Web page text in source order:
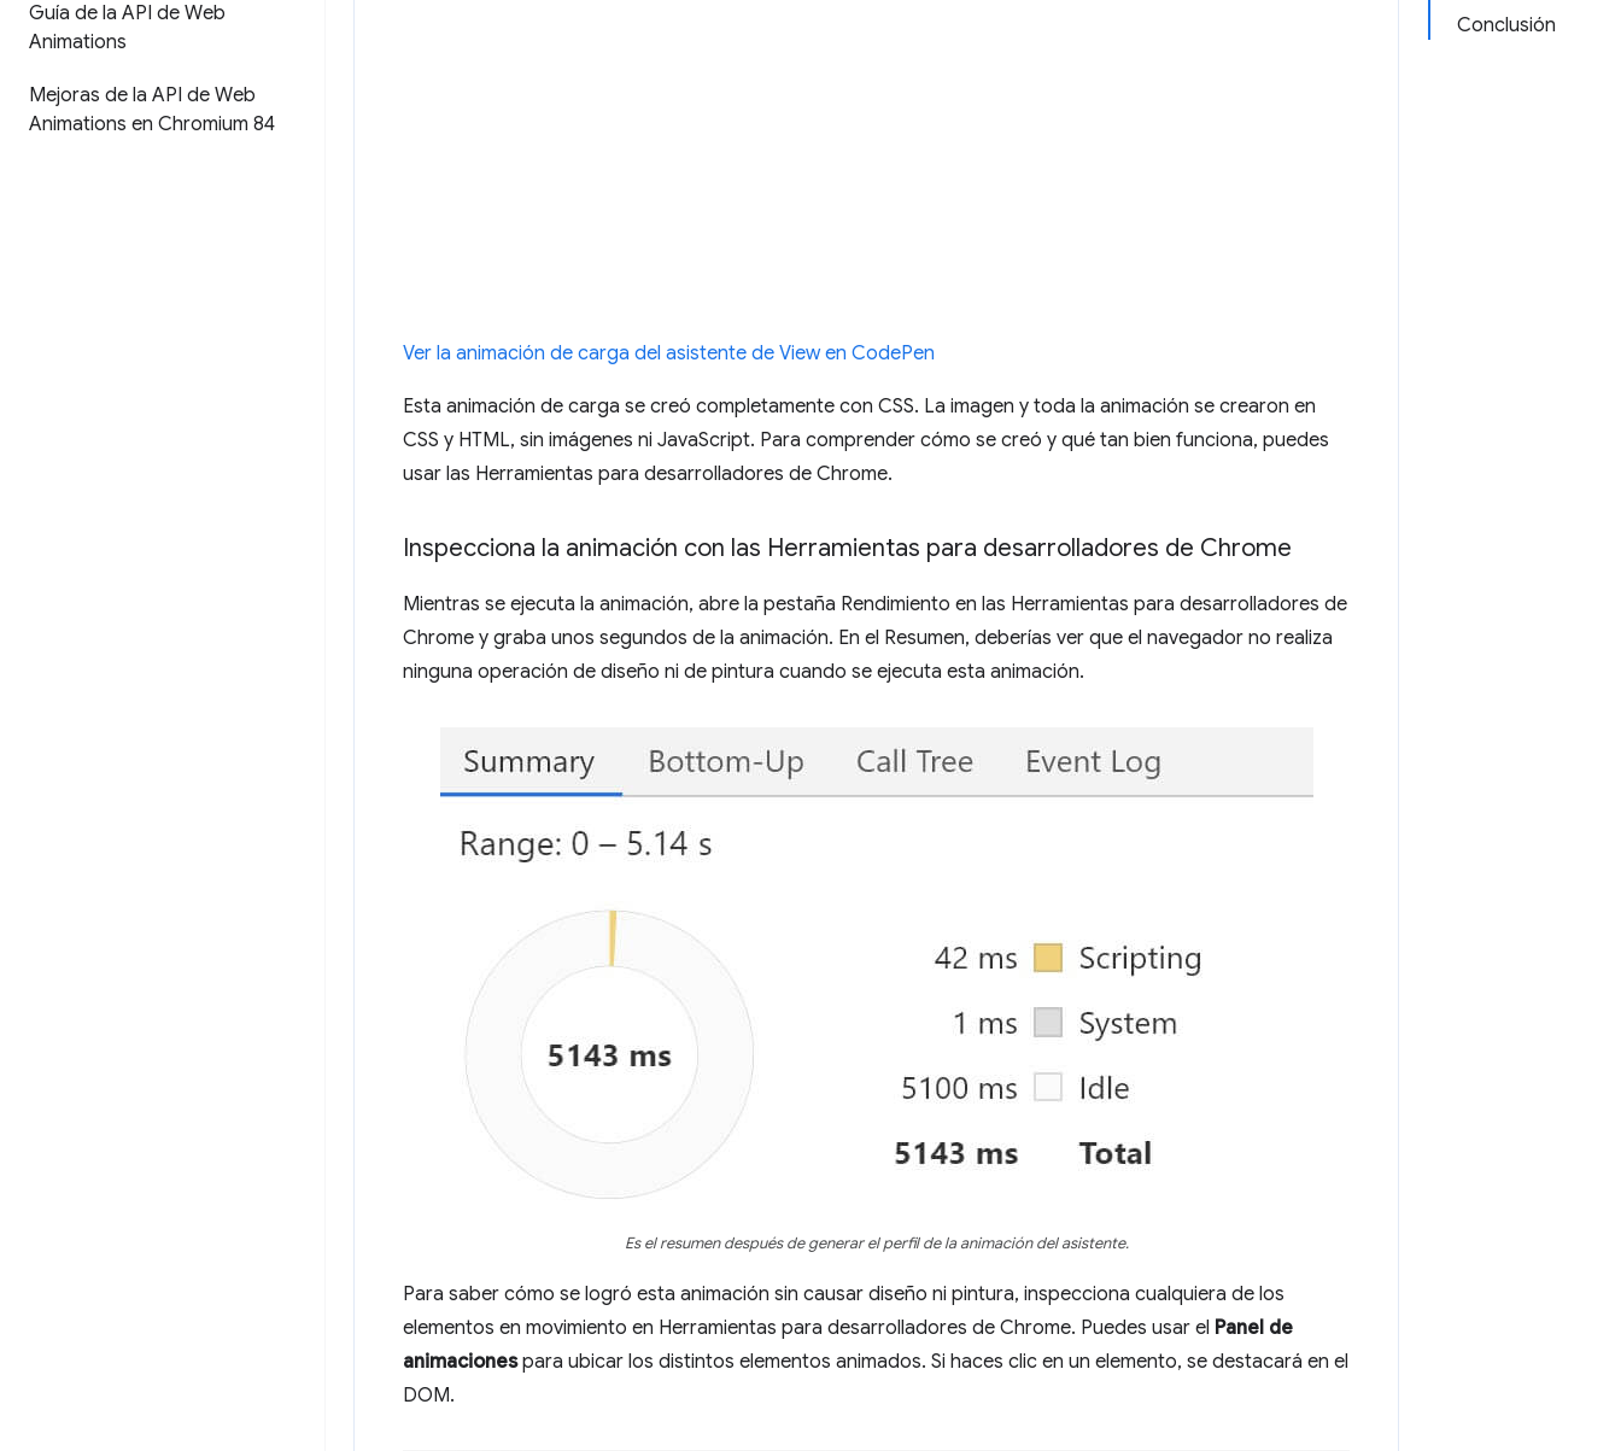
Guía de la API de Web
Animations
Mejoras de la API de Web
Animations en Chromium 84
Conclusión
Ver la animación de carga del asistente de View en CodePen
Esta animación de carga se creó completamente con CSS. La imagen y toda la animación se crearon en
CSS y HTML, sin imágenes ni JavaScript. Para comprender cómo se creó y qué tan bien funciona, puedes
usar las Herramientas para desarrolladores de Chrome.
Inspecciona la animación con las Herramientas para desarrolladores de Chrome
Mientras se ejecuta la animación, abre la pestaña Rendimiento en las Herramientas para desarrolladores de
Chrome y graba unos segundos de la animación. En el Resumen, deberías ver que el navegador no realiza
ninguna operación de diseño ni de pintura cuando se ejecuta esta animación.
Es el resumen después de generar el perfil de la animación del asistente.
Para saber cómo se logró esta animación sin causar diseño ni pintura, inspecciona cualquiera de los
elementos en movimiento en Herramientas para desarrolladores de Chrome. Puedes usar el Panel de
animacionespara ubicar los distintos elementos animados. Si haces clic en un elemento, se destacará en el
DOM.